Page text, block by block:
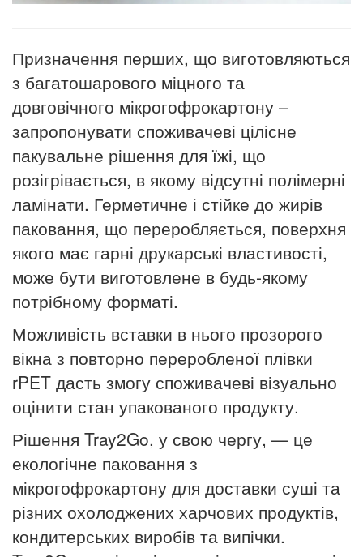
Призначення перших, що виготовляються
з багатошарового міцного та
довговічного мікрогофрокартону –
запропонувати споживачеві цілісне
пакувальне рішення для їжі, що
розігрівається, в якому відсутні полімерні
ламінати. Герметичне і стійке до жирів
паковання, що переробляється, поверхня
якого має гарні друкарські властивості,
може бути виготовлене в будь-якому
потрібному форматі.
Можливість вставки в нього прозорого
вікна з повторно переробленої плівки
rPET дасть змогу споживачеві візуально
оцінити стан упакованого продукту.
Рішення Tray2Go, у свою чергу, — це
екологічне паковання з
мікрогофрокартону для доставки суші та
різних охолоджених харчових продуктів,
кондитерських виробів та випічки.